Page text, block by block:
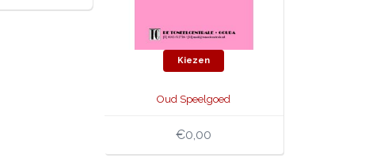
Kiezen
Oud Speelgoed
€0,00